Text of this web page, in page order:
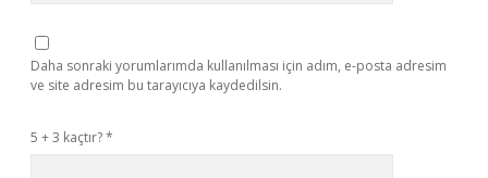
Daha sonraki yorumlarımda kullanılması için adım, e-posta adresim
ve site adresim bu tarayıcıya kaydedilsin.
5 + 3 kaçtır?*